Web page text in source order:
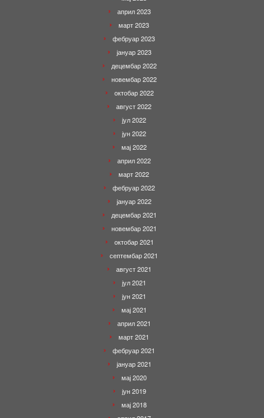
април 2023
март 2023
фебруар 2023
јануар 2023
децембар 2022
новембар 2022
октобар 2022
август 2022
јул 2022
јун 2022
мај 2022
април 2022
март 2022
фебруар 2022
јануар 2022
децембар 2021
новембар 2021
октобар 2021
септембар 2021
август 2021
јул 2021
јун 2021
мај 2021
април 2021
март 2021
фебруар 2021
јануар 2021
мај 2020
јун 2019
мај 2018